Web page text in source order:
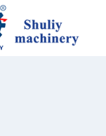
المحتوى